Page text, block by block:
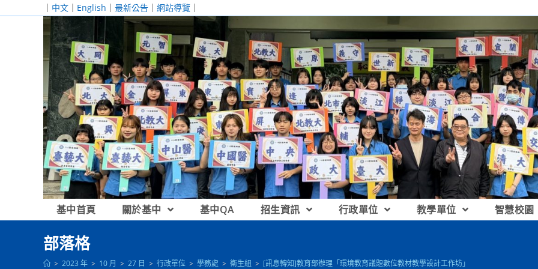
｜ 中文 ｜ English ｜ 最新公告 ｜ 網站導覽 ｜
基中首頁 關於基中 基中QA 招生資訊 行政單位 教學單位 智慧校園
部落格
> 2023 年 > 10 月 > 27 日 > 行政單位 > 學務處 > 衛生組 > [訊息轉知]教育部辦理「環境教育議題數位教材教學設計工作坊」